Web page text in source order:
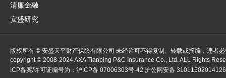
清廉金融
安盛研究
版权所有 © 安盛天平财产保险有限公司 未经许可不得复制、转载或摘编，违者
copyright © 2008-2024AXA Tianping P&C Insurance Co., Ltd. ALL Rights
ICP备案/许可证编号为： 沪ICP备 07006303号-42 沪公网安备